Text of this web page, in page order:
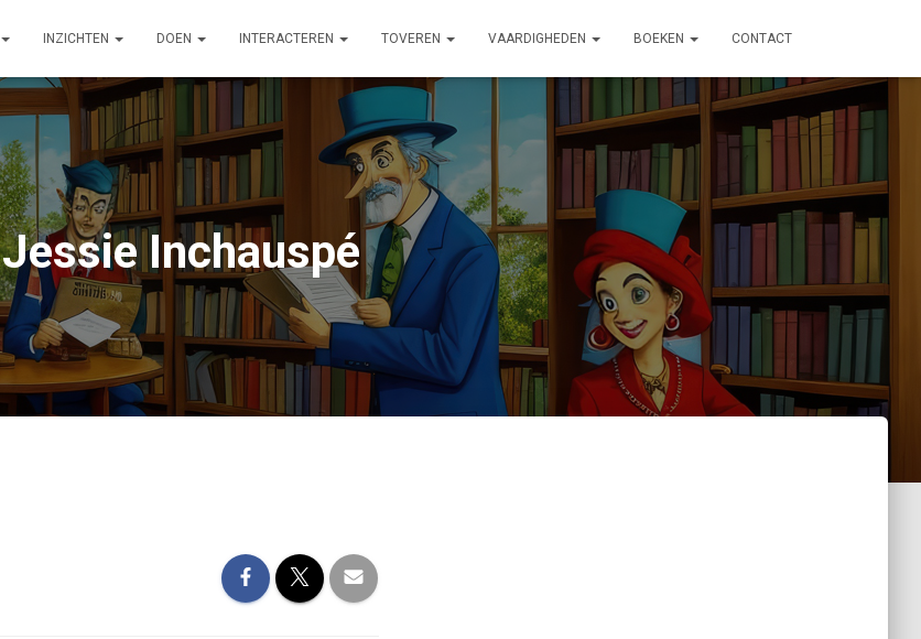
INZICHTEN DOEN INTERACTEREN TOVEREN VAARDIGHEDEN BOEKEN CONTACT
Jessie Inchauspé